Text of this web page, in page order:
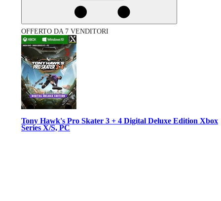
OFFERTO DA 7 VENDITORI
Tony Hawk's Pro Skater 3 + 4 Digital Deluxe Edition Xbox
Series X/S, PC